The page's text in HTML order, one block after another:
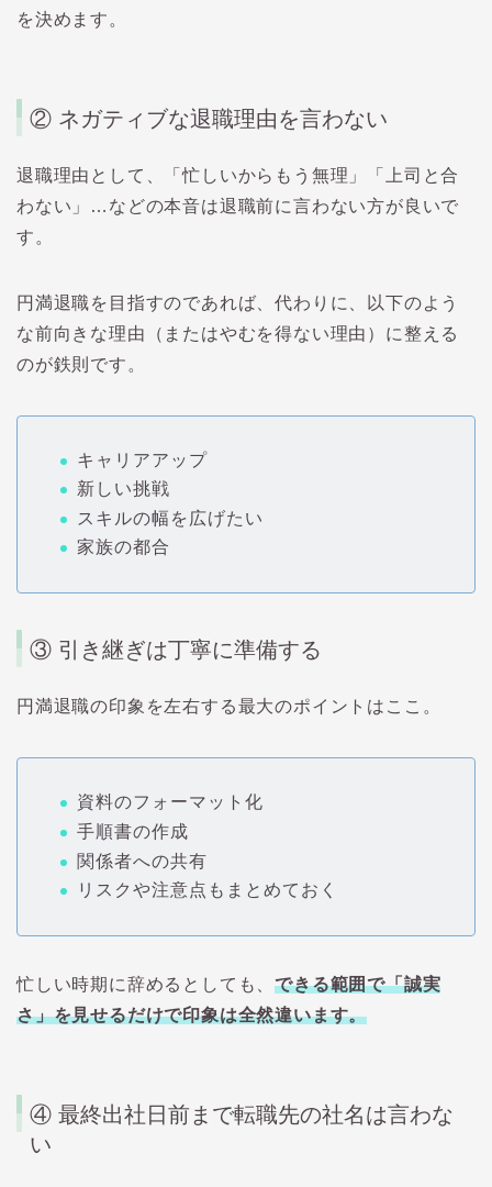
を決めます。
② ネガティブな退職理由を言わない
退職理由として、「忙しいからもう無理」「上司と合
わない」…などの本音は退職前に言わない方が良いで
す。
円満退職を目指すのであれば、代わりに、以下のよう
な前向きな理由（またはやむを得ない理由）に整える
のが鉄則です。
キャリアアップ
新しい挑戦
スキルの幅を広げたい
家族の都合
③ 引き継ぎは丁寧に準備する
円満退職の印象を左右する最大のポイントはここ。
資料のフォーマット化
手順書の作成
関係者への共有
リスクや注意点もまとめておく
忙しい時期に辞めるとしても、できる範囲で「誠実
さ」を見せるだけで印象は全然違います。
④ 最終出社日前まで転職先の社名は言わな
い